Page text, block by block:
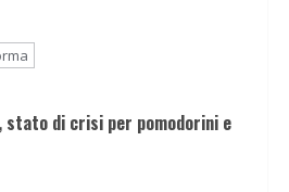
di crisi per pomodorini e